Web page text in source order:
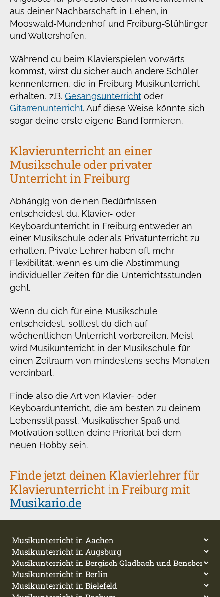
aus deiner Nachbarschaft in Lehen, in
Mooswald-Mundenhof und Freiburg-Stühlinger
und Waltershofen.
Während du beim Klavierspielen vorwärts
kommst, wirst du sicher auch andere Schüler
kennenlernen, die in Freiburg Musikunterricht
erhalten, z.B. Gesangsunterricht oder
Gitarrenunterricht. Auf diese Weise könnte sich
sogar deine erste eigene Band formieren.
Klavierunterricht an einer
Musikschule oder privater
Unterricht in Freiburg
Abhängig von deinen Bedürfnissen
entscheidest du, Klavier- oder
Keyboardunterricht in Freiburg entweder an
einer Musikschule oder als Privatunterricht zu
erhalten. Private Lehrer haben oft mehr
Flexibilität, wenn es um die Abstimmung
individueller Zeiten für die Unterrichtsstunden
geht.
Wenn du dich für eine Musikschule
entscheidest, solltest du dich auf
wöchentlichen Unterricht vorbereiten. Meist
wird Musikunterricht in der Musikschule für
einen Zeitraum von mindestens sechs Monaten
vereinbart.
Finde also die Art von Klavier- oder
Keyboardunterricht, die am besten zu deinem
Lebensstil passt. Musikalischer Spaß und
Motivation sollten deine Priorität bei dem
neuen Hobby sein.
Finde jetzt deinen Klavierlehrer für
Klavierunterricht in Freiburg mit
Musikario.de